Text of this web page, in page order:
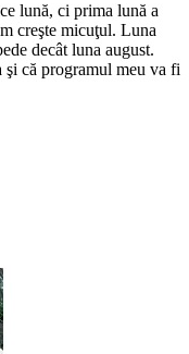
creşte micuţul. Luna
decât luna august.
şi că programul meu va fi